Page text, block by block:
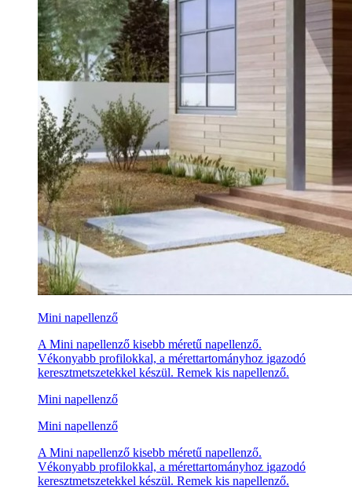
Mini napellenző
A Mini napellenző kisebb méretű napellenző.
Vékonyabb profilokkal, a mérettartományhoz igazodó
keresztmetszetekkel készül. Remek kis napellenző.
Mini napellenző
Mini napellenző
A Mini napellenző kisebb méretű napellenző.
Vékonyabb profilokkal, a mérettartományhoz igazodó
keresztmetszetekkel készül. Remek kis napellenző.